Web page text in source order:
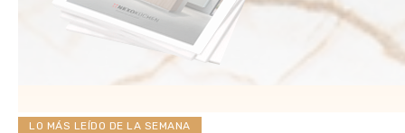
LO MÁS LEÍDO DE LA SEMANA